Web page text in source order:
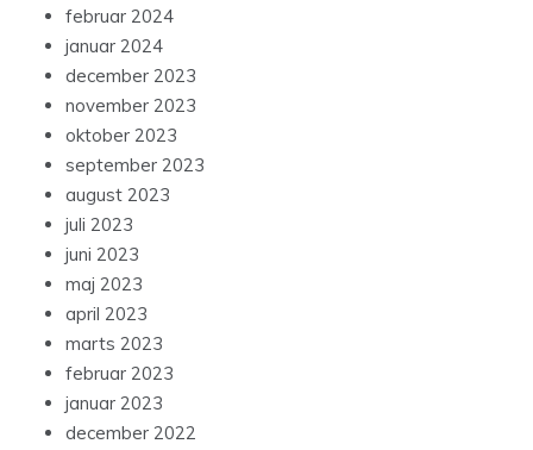
februar 2024
januar 2024
december 2023
november 2023
oktober 2023
september 2023
august 2023
juli 2023
juni 2023
maj 2023
april 2023
marts 2023
februar 2023
januar 2023
december 2022